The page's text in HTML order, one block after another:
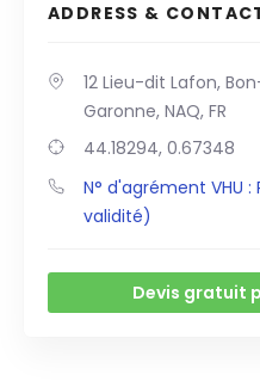
ADDRESS &
12 Lieu-dit Lafon,
Garonne, NAQ, FR
44.18294, 0.67348
N° d'agrément VHU
validité)
Devis gratuit